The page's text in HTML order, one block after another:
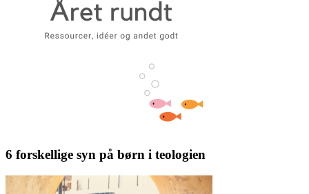
6 forskellige syn på børn i teologien